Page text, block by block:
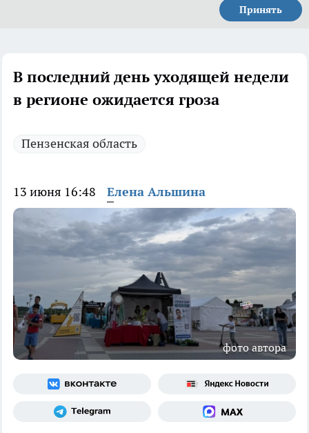
Принять
В последний день уходящей недели
в регионе ожидается гроза
Пензенская область
13 июня 16:48 Елена Альшина
фото автора